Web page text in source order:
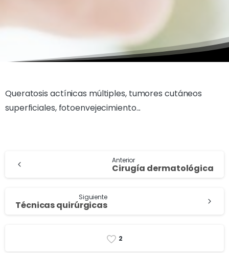
Queratosis actínicas múltiples, tumores cutáneos
superficiales, fotoenvejecimiento...
Anterior
Cirugía dermatológica
Siguiente
Técnicas quirúrgicas
2